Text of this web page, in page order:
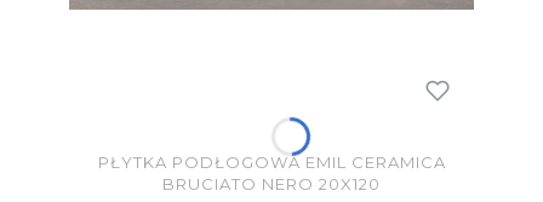
PŁYTKA PODŁOGOWA EMIL CERAMICA
BRUCIATO NERO 20X120